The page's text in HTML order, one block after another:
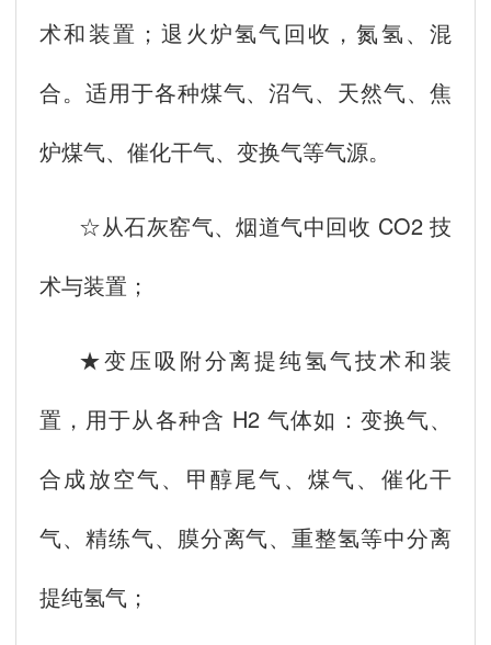
术和装置；退火炉氢气回收，氮氢、混
合。适用于各种煤气、沼气、天然气、焦
炉煤气、催化干气、变换气等气源。
☆从石灰窑气、烟道气中回收 CO2 技
术与装置；
★变压吸附分离提纯氢气技术和装
置，用于从各种含 H2 气体如：变换气、
合成放空气、甲醇尾气、煤气、催化干
气、精练气、膜分离气、重整氢等中分离
提纯氢气；